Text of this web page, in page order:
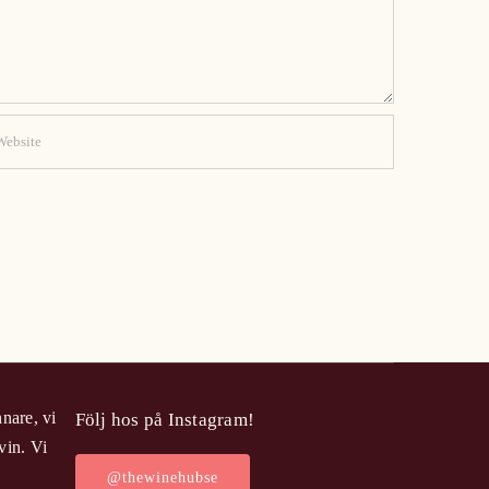
vi
Vi
Följ hos på Instagram!
@thewinehubse